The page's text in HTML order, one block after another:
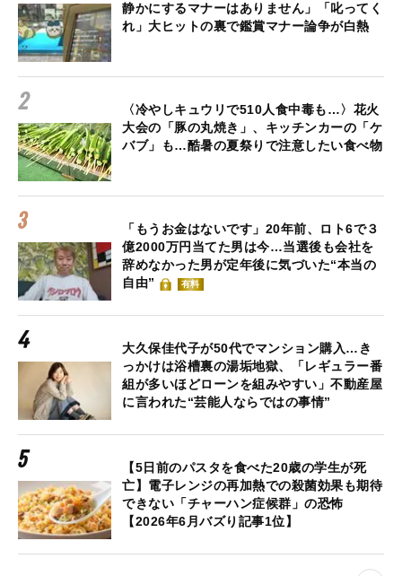
静かにするマナーはありません」「叱ってく
れ」大ヒットの裏で鑑賞マナー論争が白熱
〈冷やしキュウリで510人食中毒も…〉花火
大会の「豚の丸焼き」、キッチンカーの「ケ
バブ」も…酷暑の夏祭りで注意したい食べ物
「もうお金はないです」20年前、ロト6で３
億2000万円当てた男は今…当選後も会社を
辞めなかった男が定年後に気づいた“本当の
自由”
有料
大久保佳代子が50代でマンション購入…き
っかけは浴槽裏の湯垢地獄、「レギュラー番
組が多いほどローンを組みやすい」不動産屋
に言われた“芸能人ならではの事情”
【5日前のパスタを食べた20歳の学生が死
亡】電子レンジの再加熱での殺菌効果も期待
できない「チャーハン症候群」の恐怖
【2026年6月バズり記事1位】